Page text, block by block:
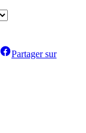
Partager sur